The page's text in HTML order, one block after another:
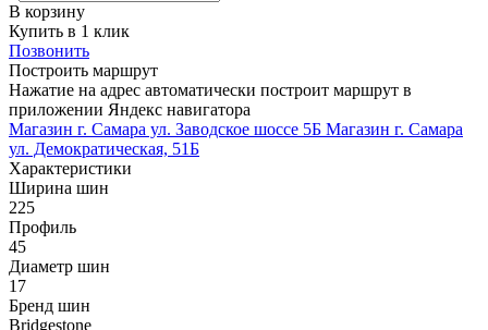
В корзину
Купить в 1 клик
Позвонить
Построить маршрут
Нажатие на адрес автоматически построит маршрут в
приложении Яндекс навигатора
Магазин г. Самара ул. Заводское шоссе 5Б Магазин г. Самара
ул. Демократическая, 51Б
Характеристики
Ширина шин
225
Профиль
45
Диаметр шин
17
Бренд шин
Bridgestone